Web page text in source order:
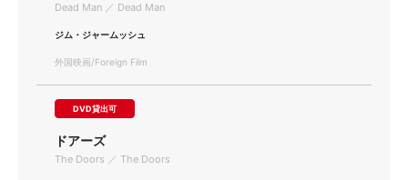
Dead Man ／ Dead Man
ジム・ジャームッシュ
外国映画/Foreign Film
DVD貸出可
ドアーズ
The Doors ／ The Doors